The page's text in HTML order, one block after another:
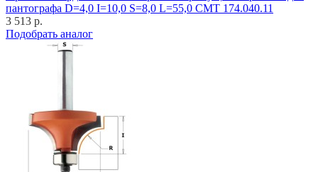
пантографа D=4,0 I=10,0 S=8,0 L=55,0 CMT 174.040.11
3 513 р.
Подобрать аналог